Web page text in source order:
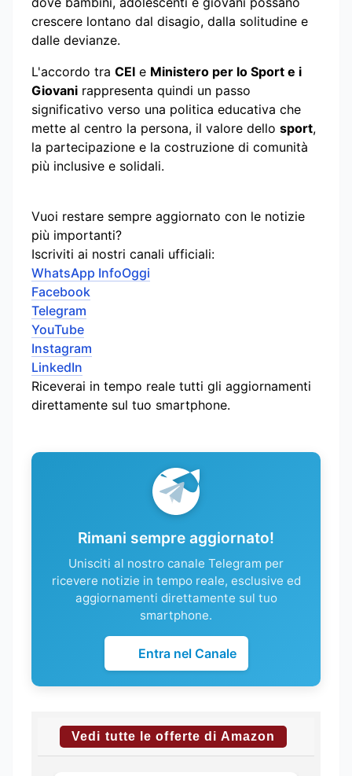
crescere lontano dal disagio, dalla solitudine e
dalle devianze.
L'accordo tra CEI e Ministero per lo Sport e i
Giovani rappresenta quindi un passo
significativo verso una politica educativa che
mette al centro la persona, il valore dello sport,
la partecipazione e la costruzione di comunità
più inclusive e solidali.
Vuoi restare sempre aggiornato con le notizie
più importanti?
Iscriviti ai nostri canali ufficiali:
WhatsApp InfoOggi
Facebook
Telegram
YouTube
Instagram
LinkedIn
Riceverai in tempo reale tutti gli aggiornamenti
direttamente sul tuo smartphone.
Rimani sempre aggiornato!
Unisciti al nostro canale Telegram per
ricevere notizie in tempo reale, esclusive ed
aggiornamenti direttamente sul tuo
smartphone.
Entra nel Canale